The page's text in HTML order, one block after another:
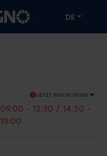
DE
scheduleJETZT GESCHLOSSEN
09:00 - 12:30 / 14:30 -
19:00